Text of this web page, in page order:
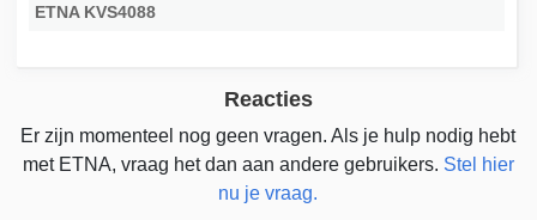
ETNA KVS4088
Reacties
Er zijn momenteel nog geen vragen. Als je hulp nodig hebt
met ETNA, vraag het dan aan andere gebruikers. Stel hier
nu je vraag.